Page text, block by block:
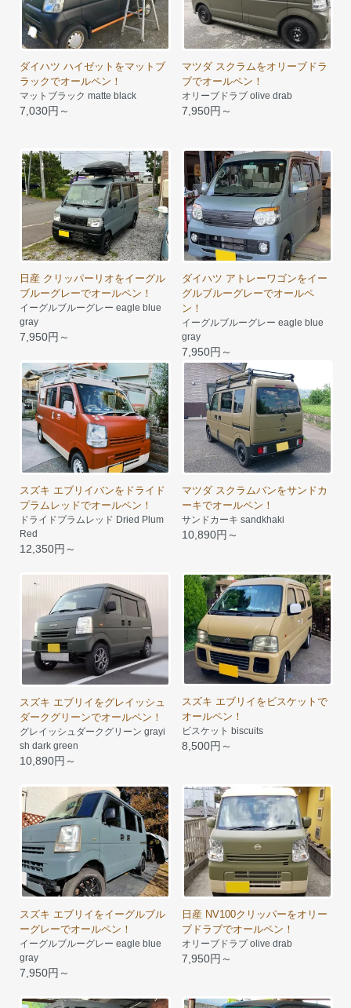
ダイハツ ハイゼットをマットブ
ラックでオールペン！
マットブラック matte black
7,030円～
マツダ スクラムをオリーブドラ
ブでオールペン！
オリーブドラブ olive drab
7,950円～
日産 クリッパーリオをイーグル
ブルーグレーでオールペン！
イーグルブルーグレー eagle blue
gray
7,950円～
ダイハツ アトレーワゴンをイー
グルブルーグレーでオールペ
ン！
イーグルブルーグレー eagle blue
gray
7,950円～
スズキ エブリイバンをドライド
プラムレッドでオールペン！
ドライドプラムレッド Dried Plum
Red
12,350円～
マツダ スクラムバンをサンドカ
ーキでオールペン！
サンドカーキ sandkhaki
10,890円～
スズキ エブリイをグレイッシュ
ダークグリーンでオールペン！
グレイッシュダークグリーン grayi
sh dark green
10,890円～
スズキ エブリイをビスケットで
オールペン！
ビスケット biscuits
8,500円～
スズキ エブリイをイーグルブル
ーグレーでオールペン！
イーグルブルーグレー eagle blue
gray
7,950円～
日産 NV100クリッパーをオリー
ブドラブでオールペン！
オリーブドラブ olive drab
7,950円～